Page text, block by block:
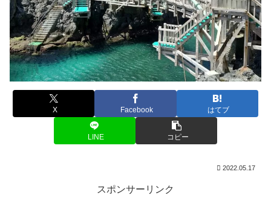
X Facebook はてブ
LINE コピー
2022.05.17
スポンサーリンク